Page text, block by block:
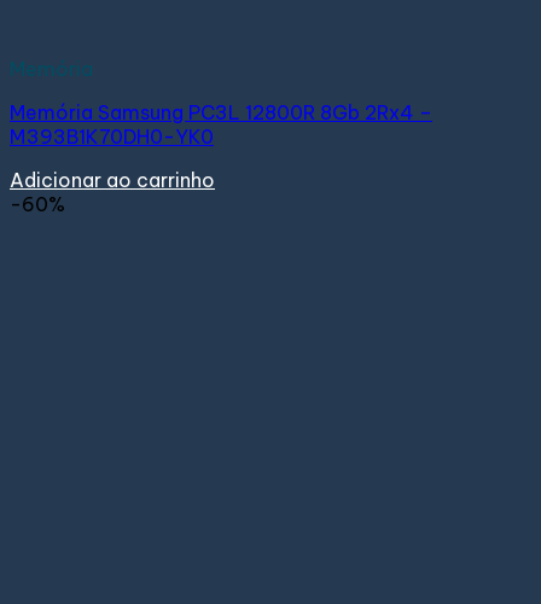
Memória
Memória Samsung PC3L 12800R 8Gb 2Rx4 –
M393B1K70DH0-YK0
Adicionar ao carrinho
-60%